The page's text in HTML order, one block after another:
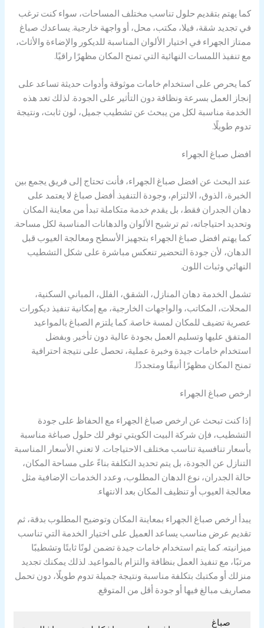
كما يهتم بتقديم حلول تناسب مختلف المساحات، سواء كنت ترغب
في تجديد شقة، فيلا، مكتب، محل، أو واجهة خارجية. يساعدك صباغ
ممتاز الجهراء في اختيار الألوان المناسبة للديكور والإضاءة والأثاث،
مع تنفيذ اللمسات النهائية التي تمنح المكان مظهرًا راقيًا.
كما يحرص على استخدام خامات موثوقة وأدوات حديثة تساعد على
إنجاز العمل بسرعة ونظافة دون التأثير على الجودة. لذلك تعد هذه
الخدمة مناسبة لكل من يبحث عن تشطيب جميل، لون ثابت، ونتيجة
تدوم طويلًا.
افضل صباغ الجهراء
عند البحث عن افضل صباغ الجهراء، فأنت تحتاج إلى فريق يجمع بين
الخبرة، الذوق، الالتزام، وجودة التنفيذ. أفضل صباغ لا يعتمد على
دهان الجدران فقط، بل يقدم خدمة متكاملة تبدأ من معاينة المكان
وتحديد احتياجاته، ثم ترشيح الألوان والدهانات المناسبة لكل مساحة.
كما يهتم افضل صباغ الجهراء بتجهيز الأسطح ومعالجة العيوب قبل
الدهان، لأن جودة التحضير تنعكس مباشرة على شكل التشطيب
النهائي وثبات اللون.
تشمل الخدمة دهان المنازل، الشقق، الفلل، المباني السكنية،
المحلات، المكاتب، والواجهات الخارجية، مع إمكانية تنفيذ ديكورات
عصرية تضيف للمكان لمسة خاصة. كما يلتزم الصباغ بالمواعيد
المتفق عليها وتسليم العمل بجودة عالية دون تأخير. وبفضل
استخدام خامات جيدة وخبرة عملية، تحصل على نتيجة احترافية
تمنح المكان مظهرًا أنيقًا ومتجددًا.
ارخص صباغ الجهراء
إذا كنت تبحث عن ارخص صباغ الجهراء مع الحفاظ على جودة
التشطيب، فإن شركة البيت الكويتي توفر لك حلول صباغة مناسبة
بأسعار تنافسية تناسب مختلف الاحتياجات. لا تعني الأسعار المناسبة
التنازل عن الجودة، بل يتم تحديد التكلفة بناءً على مساحة المكان،
حالة الجدران، نوع الدهان المطلوب، وعدد الخدمات الإضافية مثل
معالجة العيوب أو تنظيف المكان بعد الانتهاء.
يبدأ ارخص صباغ الجهراء بمعاينة المكان وتوضيح المطلوب بدقة، ثم
تقديم عرض مناسب يساعد العميل على اختيار الخدمة التي تناسب
ميزانيته. كما يتم استخدام خامات جيدة تضمن لونًا ثابتًا وتشطيبًا
مرتبًا، مع تنفيذ العمل بنظافة والتزام بالمواعيد. لذلك يمكنك تجديد
منزلك أو مكتبك بتكلفة مناسبة ونتيجة جميلة تدوم طويلًا، دون تحمل
مصاريف مبالغ فيها أو جودة أقل من المتوقع.
صباغ